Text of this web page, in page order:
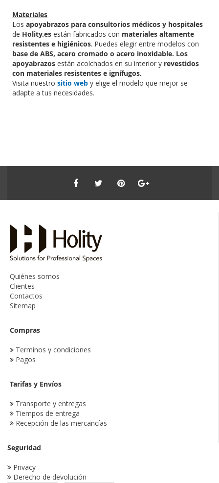
Materiales
Los apoyabrazos para consultorios médicos y hospitales
de Holity.es están fabricados con materiales altamente
resistentes e higiénicos. Puedes elegir entre modelos con
base de ABS, acero cromado o acero inoxidable. Los
apoyabrazos están acolchados en su interior y revestidos
con materiales resistentes e ignífugos.
Visita nuestro sitio web y elige el modelo que mejor se
adapte a tus necesidades.
Quiénes somos
Clientes
Contactos
Sitemap
Compras
Terminos y condiciones
Pagos
Tarifas y Envíos
Transporte y entregas
Tiempos de entrega
Recepción de las mercancías
Seguridad
Privacy
Derecho de devolución